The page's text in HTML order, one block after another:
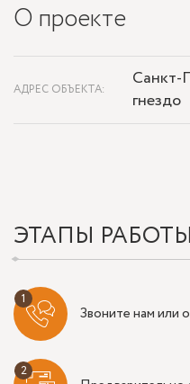
О проекте
АДРЕС ОБЪЕКТА:
Санкт-
гнездо
ЭТАПЫ РАБОТЫ
Звоните нам или